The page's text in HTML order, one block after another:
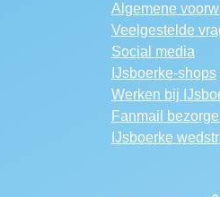
Algemene
Veelgestelde
Social media
IJsboerke-shops
Werken bij
Fanmail
IJsboerke